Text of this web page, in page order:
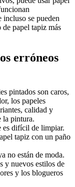
incluso se pueden
papel tapiz más
erróneos
pintados son caros,
los papeles
calidad y
la pintura.
es difícil de limpiar.
tapiz con un paño
no están de moda.
y nuevos estilos de
y los blogueros